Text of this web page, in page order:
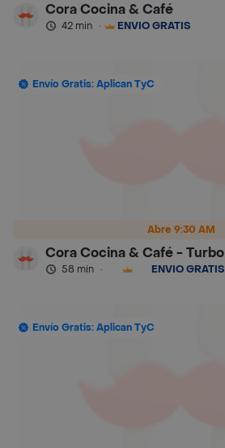
Cora Cocina & Café
42 min · ENVÍO GRATIS
Abre 9:30 AM
Envío Gratis: Aplican TyC
Cora Cocina & Café - Turbo
58 min · ENVÍO GRATIS
Envío Gratis: Aplican TyC